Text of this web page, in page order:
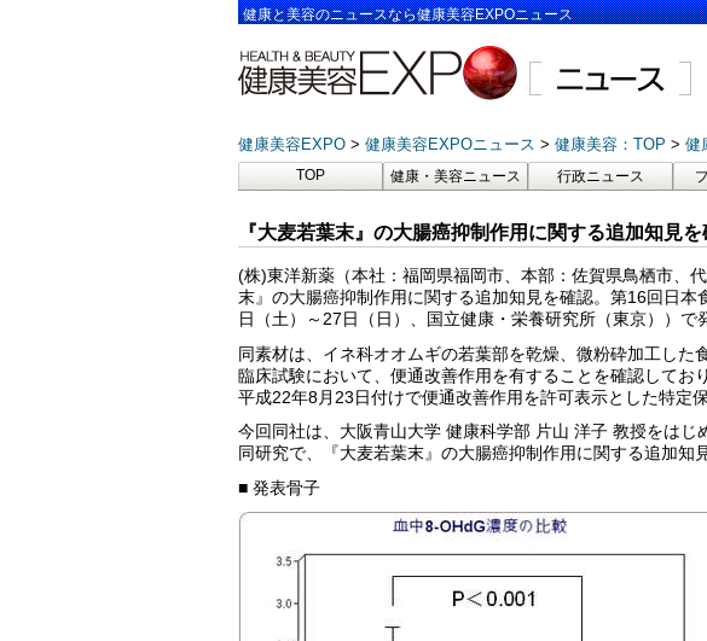
健康と美容のニュースなら健康美容EXPOニュース
健康美容EXPO 健康美容EXPOニュース 健康美容：TOP 健
TOP 健康・美容ニュース 行政ニュース
『大麦若葉末』の大腸癌抑制作用に関する追加知見
(株)東洋新薬（本社：福岡県福岡市、本部：佐賀県鳥栖市、
末』の大腸癌抑制作用に関する追加知見を確認。第16回日
日（土）～27日（日）、国立健康・栄養研究所（東京））で
同素材は、イネ科オオムギの若葉部を乾燥、微粉砕加工した
臨床試験において、便通改善作用を有することを確認してお
平成22年8月23日付けで便通改善作用を許可表示とした特定
今回同社は、大阪青山大学 健康科学部 片山 洋子 教授をは
同研究で、『大麦若葉末』の大腸癌抑制作用に関する追加知
■ 発表骨子